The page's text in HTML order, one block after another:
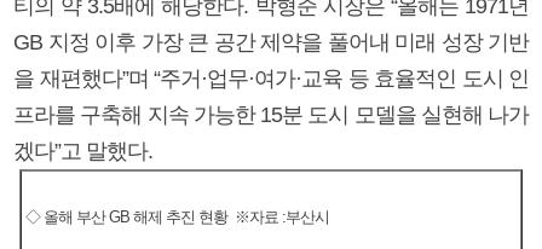
티의 약 3.5배에 해당한다. 박형준 시장은 “올해는 1971년
GB 지정 이후 가장 큰 공간 제약을 풀어내 미래 성장 기반
을 재편했다”며 “주거·업무·여가·교육 등 효율적인 도시 인
프라를 구축해 지속 가능한 15분 도시 모델을 실현해 나가
겠다”고 말했다.
◇ 올해 부산 GB 해제 추진 현황 ※자료 :부산시